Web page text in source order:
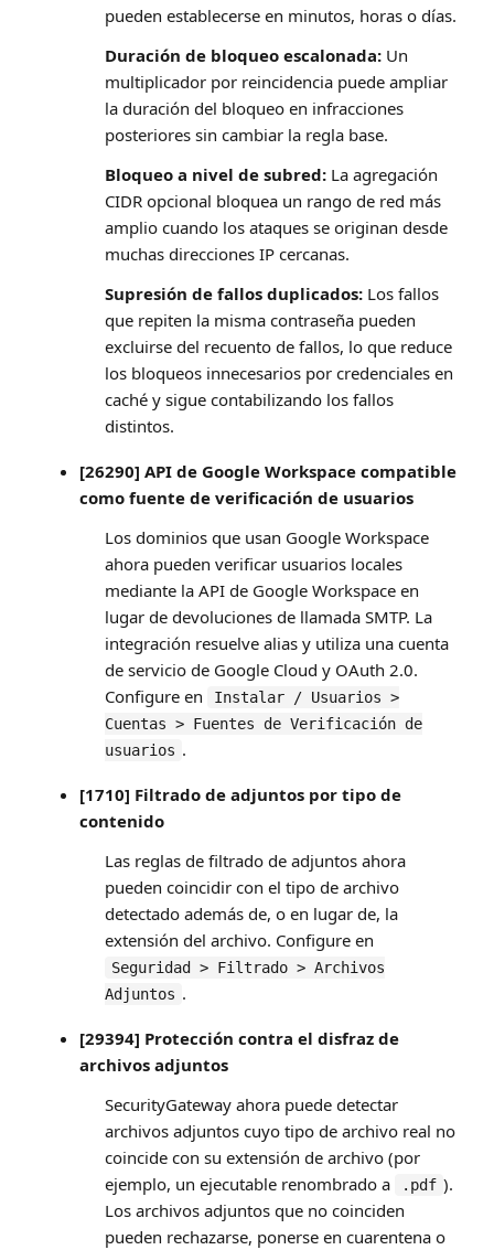
pueden establecerse en minutos, horas o días.
Duración de bloqueo escalonada:Un
multiplicador por reincidencia puede ampliar
la duración del bloqueo en infracciones
posteriores sin cambiar la regla base.
Bloqueo a nivel de subred:La agregación
CIDR opcional bloquea un rango de red más
amplio cuando los ataques se originan desde
muchas direcciones IP cercanas.
Supresión de fallos duplicados:Los fallos
que repiten la misma contraseña pueden
excluirse del recuento de fallos, lo que reduce
los bloqueos innecesarios por credenciales en
caché y sigue contabilizando los fallos
distintos.
[26290] API de Google Workspace compatible
como fuente de verificación de usuarios
Los dominios que usan Google Workspace
ahora pueden verificar usuarios locales
mediante la API de Google Workspace en
lugar de devoluciones de llamada SMTP. La
integración resuelve alias y utiliza una cuenta
de servicio de Google Cloud y OAuth 2.0.
Configure en
Instalar / Usuarios >
Cuentas > Fuentes de Verificación de
usuarios .
[1710] Filtrado de adjuntos por tipo de
contenido
Las reglas de filtrado de adjuntos ahora
pueden coincidir con el tipo de archivo
detectado además de, o en lugar de, la
extensión del archivo. Configure en
Seguridad > Filtrado > Archivos
Adjuntos .
[29394] Protección contra el disfraz de
archivos adjuntos
SecurityGateway ahora puede detectar
archivos adjuntos cuyo tipo de archivo real no
coincide con su extensión de archivo (por
ejemplo, un ejecutable renombrado a
.pdf ).
Los archivos adjuntos que no coinciden
pueden rechazarse, ponerse en cuarentena o